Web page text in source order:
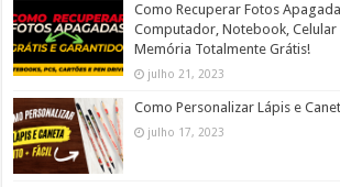
Como Recuperar Fotos
Computador, Notebook,
Memória Totalmente Grátis!
julho 21, 2023
Como Personalizar Lápis e
julho 17, 2023